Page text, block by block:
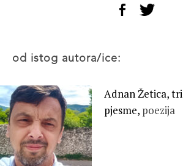
od istog autora/ice:
Adnan Žetica, tri
pjesme, poezija